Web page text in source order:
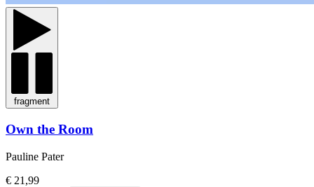
fragment
Own the Room
Pauline Pater
€ 21,99